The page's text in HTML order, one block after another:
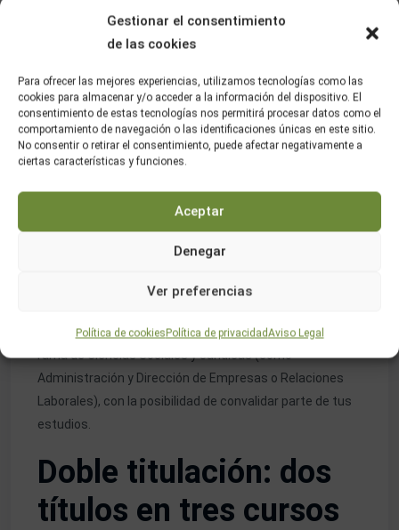
Gestionar el consentimiento
de las cookies
Para ofrecer las mejores experiencias, utilizamos tecnologías como las
cookies para almacenar y/o acceder a la información del dispositivo. El
consentimiento de estas tecnologías nos permitirá procesar datos como el
comportamiento de navegación o las identificaciones únicas en este sitio.
No consentir o retirar el consentimiento, puede afectar negativamente a
ciertas características y funciones.
Aceptar
Denegar
Ver preferencias
Política de cookiesPolítica de privacidadAviso Legal
por sí solos. El Observatorio de las Ocupaciones del
SEPE sitúa a Administración y Finanzas como el ciclo de
la oferta de FP en España.
Esto significa que, al titularte, no compites por un
puñado de vacantes, sino que entras en uno de los
son transversales, puedes reorientarte entre empresas
y sectores sin tener que empezar de cero.
Por si fuera poco, este título también es una excelente
acceso directo a numerosos grados universitarios de la
rama de Ciencias Sociales y Jurídicas (como
Administración y Dirección de Empresas o Relaciones
Laborales), con la posibilidad de convalidar parte de tus
estudios.
Doble titulación: dos
títulos en tres cursos